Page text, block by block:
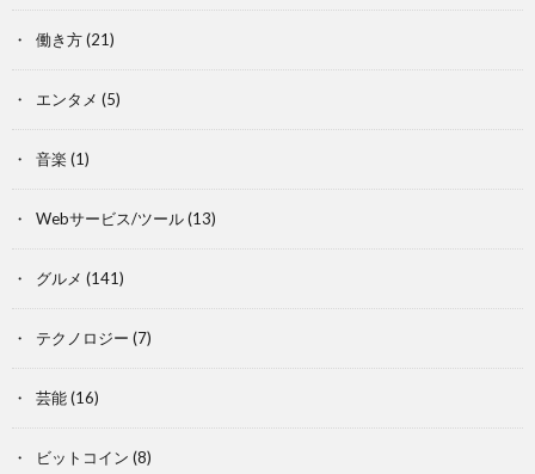
働き方(21)
エンタメ (5)
音楽 (1)
Webサービス/ツール(13)
グルメ (141)
テクノロジー (7)
芸能(16)
ビットコイン (8)